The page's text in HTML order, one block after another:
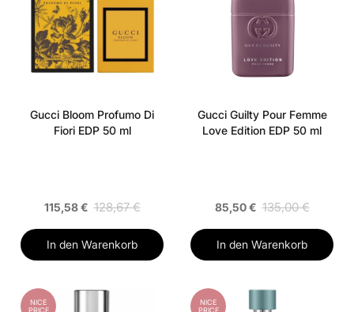
Gucci Bloom Profumo Di
Fiori EDP 50 ml
115,58 € 128,67 €
In den Warenkorb
Gucci Guilty Pour Femme
Love Edition EDP 50 ml
85,50 € 135,00 €
In den Warenkorb
NICE
PRICE
NICE
PRICE